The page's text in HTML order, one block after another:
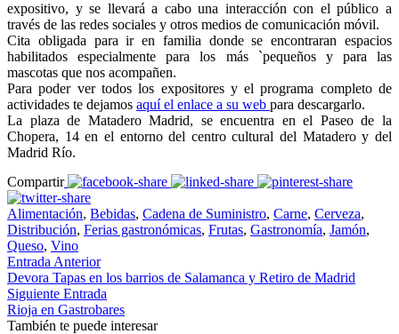
expositivo, y se llevará a cabo una interacción con el público a
través de las redes sociales y otros medios de comunicación móvil.
Cita obligada para ir en familia donde se encontraran espacios
habilitados especialmente para los más `pequeños y para las
mascotas que nos acompañen.
Para poder ver todos los expositores y el programa completo de
actividades te dejamos aquí el enlace a su web para descargarlo.
La plaza de Matadero Madrid, se encuentra en el Paseo de la
Chopera, 14 en el entorno del centro cultural del Matadero y del
Madrid Río.
Compartir
Alimentación, Bebidas, Cadena de Suministro, Carne, Cerveza,
Distribución, Ferias gastronómicas, Frutas, Gastronomía, Jamón,
Queso, Vino
Entrada Anterior
Devora Tapas en los barrios de Salamanca y Retiro de Madrid
Siguiente Entrada
Rioja en Gastrobares
También te puede interesar